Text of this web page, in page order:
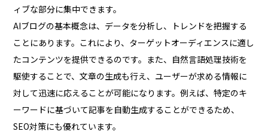
ィブな部分に集中できます。
AIブログの基本概念は、データを分析し、トレンドを把握する
ことにあります。これにより、ターゲットオーディエンスに適し
たコンテンツを提供できるのです。また、自然言語処理技術を
駆使することで、文章の生成も行え、ユーザーが求める情報に
対して迅速に応えることが可能になります。例えば、特定のキ
ーワードに基づいて記事を自動生成することができるため、
SEO対策にも優れています。